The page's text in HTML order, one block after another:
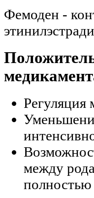
Фемоден -
Регуляция
между
полностью